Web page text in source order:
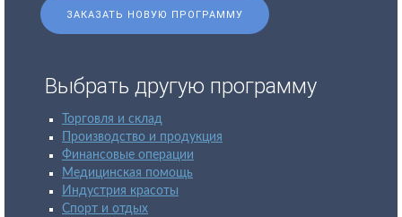
ЗАКАЗАТЬ НОВУЮ ПРОГРАММУ
Выбрать другую программу
Торговля и склад
Производство и продукция
Финансовые операции
Медицинская помощь
Индустрия красоты
Спорт и отдых